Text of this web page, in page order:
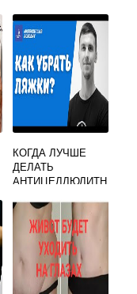
КОГДА ЛУЧШЕ
ДЕЛАТЬ
АНТИЦЕЛЛЮЛИТН
ТРЕНИРОВКИ ИЛИ
ПОСЛЕ